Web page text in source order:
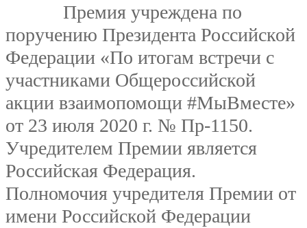
Премия учреждена по
поручению Президента Российской
Федерации «По итогам встречи с
участниками Общероссийской
акции взаимопомощи #МыВместе»
от 23 июля 2020 г. № Пр-1150.
Учредителем Премии является
Российская Федерация.
Полномочия учредителя Премии от
имени Российской Федерации